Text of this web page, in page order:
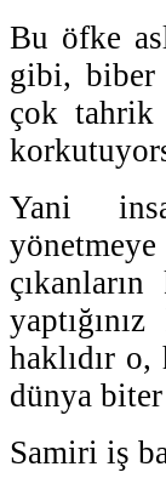
Bu öfke
gibi,
çok tahrik
Yani
haklıdır
dünya
Samiri iş